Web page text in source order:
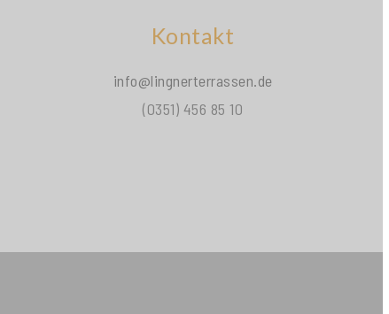
Kontakt
info@lingnerterrassen.de
(0351) 456 85 10